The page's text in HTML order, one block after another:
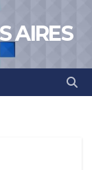
AIRES